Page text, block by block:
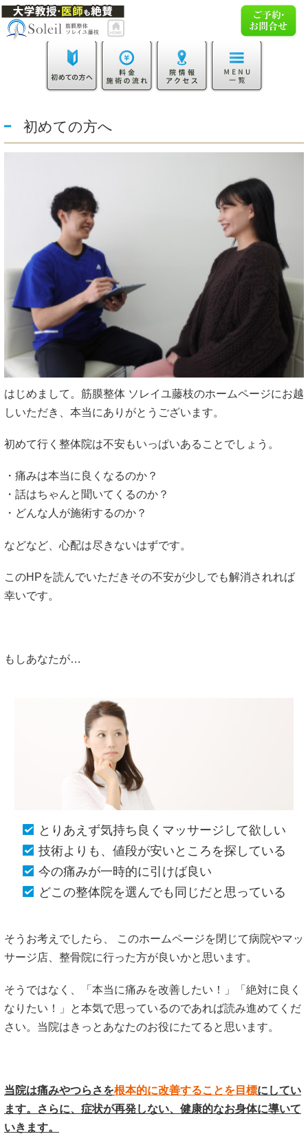
初めての方へ
はじめまして。筋膜整体 ソレイユ藤枝のホームページにお越
しいただき、本当にありがとうございます。
初めて行く整体院は不安もいっぱいあることでしょう。
・痛みは本当に良くなるのか？
・話はちゃんと聞いてくるのか？
・どんな人が施術するのか？
などなど、心配は尽きないはずです。
このHPを読んでいただきその不安が少しでも解消されれば
幸いです。
もしあなたが…
とりあえず気持ち良くマッサージして欲しい
技術よりも、値段が安いところを探している
今の痛みが一時的に引けば良い
どこの整体院を選んでも同じだと思っている
そうお考えでしたら、 このホームページを閉じて病院やマッ
サージ店、整骨院に行った方が良いかと思います。
そうではなく、「本当に痛みを改善したい！」「絶対に良く
なりたい！」と本気で思っているのであれば読み進めてくだ
さい。当院はきっとあなたのお役にたてると思います。
当院は痛みやつらさを根本的に改善することを目標にしてい
ます。
さらに、症状が再発しない、健康的なお身体に導いて
いきます。